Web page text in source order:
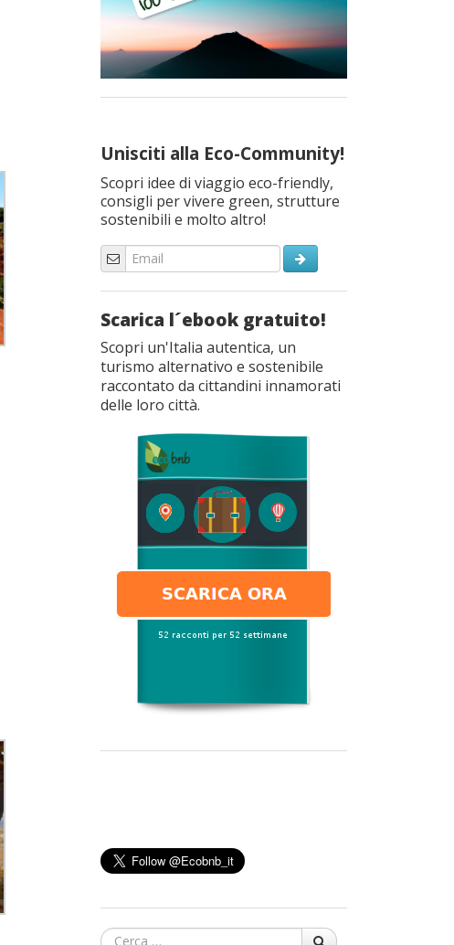
Unisciti alla Eco-Community!
Scopri idee di viaggio eco-friendly,
consigli per vivere green, strutture
sostenibili e molto altro!
Scarica l´ebook gratuito!
Scopri un'Italia autentica, un
turismo alternativo e sostenibile
raccontato da cittandini innamorati
delle loro città.
Cerca